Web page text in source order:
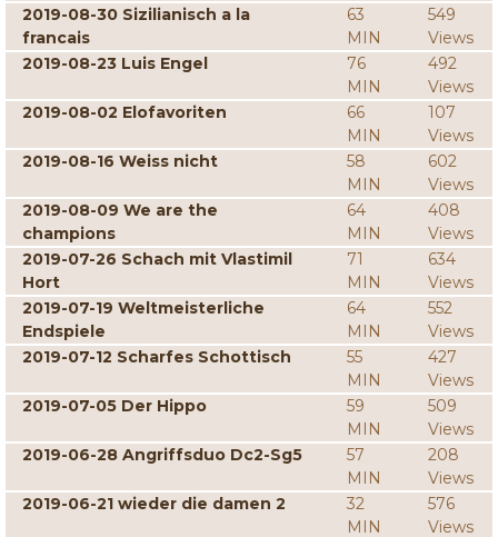
2019-08-30 Sizilianisch a la
francais
63
MIN
549
Views
2019-08-23 Luis Engel
76
MIN
492
Views
2019-08-02 Elofavoriten
66
MIN
107
Views
2019-08-16 Weiss nicht
58
MIN
602
Views
2019-08-09 We are the
champions
64
MIN
408
Views
2019-07-26 Schach mit Vlastimil
Hort
71
MIN
634
Views
2019-07-19 Weltmeisterliche
Endspiele
64
MIN
552
Views
2019-07-12 Scharfes Schottisch
55
MIN
427
Views
2019-07-05 Der Hippo
59
MIN
509
Views
2019-06-28 Angriffsduo Dc2-Sg5
57
MIN
208
Views
2019-06-21 wieder die damen 2
32
MIN
576
Views